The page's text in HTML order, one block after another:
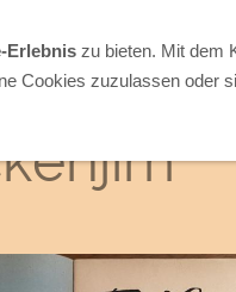
Erlebnis zu bieten. Mit dem
Cookies zuzulassen oder